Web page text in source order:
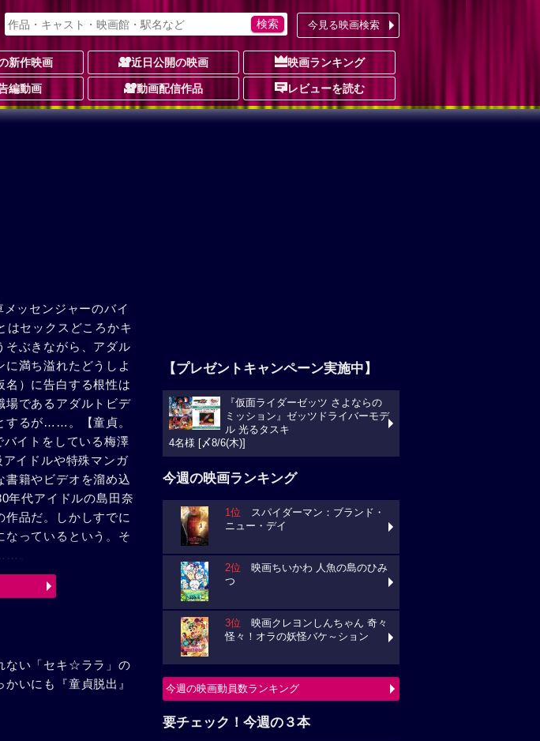
今見る映画検索
新作映画 近日公開の映画 映画ランキング
編動画 動画配信作品 レビューを読む
ッセンジャーのバイ
はセックスどころかキ
そぶきながら、アダル
満ち溢れたどうしよ
名）に告白する根性は
場であるアダルトビデ
するが……。【童貞。
イトをしている梅澤
イドルや特殊マンガ
書籍やビデオを溜め込
年代アイドルの島田奈
品だ。しかしすでに
なっているという。そ
。
ない「セキ☆ララ」の
いにも『童貞脱出』
【プレゼントキャンペーン実施中】
『仮面ライダーゼッツ さよならの
ミッション』ゼッツドライバーモデ
ル 光るタスキ
4名様 [〆8/6(木)]
今週の映画ランキング
1位 スパイダーマン：ブランド・
ニュー・デイ
2位 映画ちいかわ 人魚の島のひみ
つ
3位 映画クレヨンしんちゃん 奇々
怪々！オラの妖怪バケ～ション
今週の映画動員数ランキング
要チェック！今週の３本